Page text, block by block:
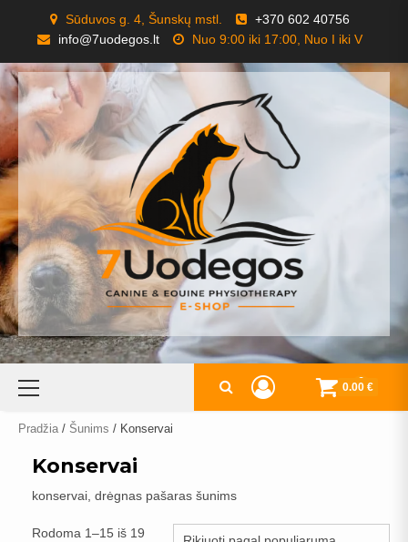
content
Sūduvos g. 4, Šunskų mstl.
+370 602 40756
info@7uodegos.lt
Nuo 9:00 iki 17:00, Nuo I iki V
Primary
0
0.00 €
Pradžia / Šunims / Konservai
Konservai
konservai, drėgnas pašaras šunims
Rodoma 1–15 iš 19